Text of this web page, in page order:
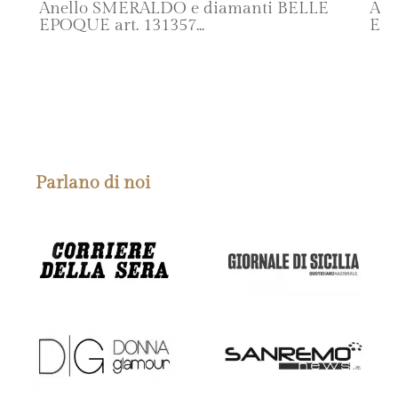
Anello SMERALDO e diamanti BELLE
EPOQUE art. 131357
Parlano di noi